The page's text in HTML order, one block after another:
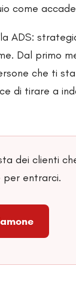
come
ADS:
Dal primo
che ti
di tirare a
dei clienti
per entrarci.